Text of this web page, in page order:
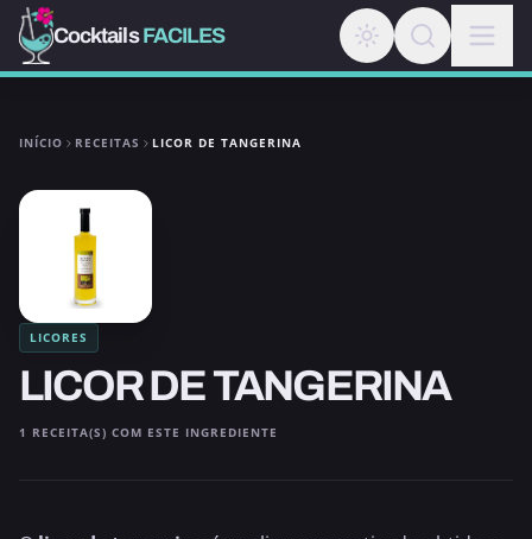
CocktailsFACILES
INÍCIO RECEITAS LICOR DE TANGERINA
LICORES
LICOR DE TANGERINA
1 RECEITA(S) COM ESTE INGREDIENTE